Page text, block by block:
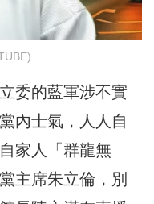
委的藍軍涉不實
內士氣，人人自
家人「群龍無
主席朱立倫，別